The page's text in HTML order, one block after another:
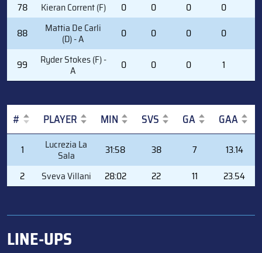
78 Kieran Corrent (F) 0 0 0 0
88
Mattia De Carli
(D) - A 0 0 0 0
99 Ryder Stokes (F) -
A 0 0 0 1
# PLAYER MIN SVS GA GAA
PLAYER
1 Lucrezia La
Sala 31:58 38 7
13.14
2
Sveva Villani 28:02 22 11 23.54
LINE-UPS